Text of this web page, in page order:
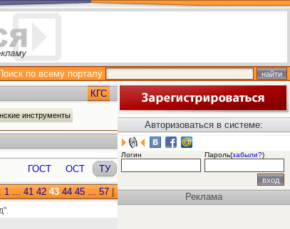
по всему порталу
КГС
инструменты
ГОСТ ОСТ ТУ
1 ... 41 42 43 44 45 ... 57
Авторизоваться в системе:
Логин Пароль(забыли?)
Реклама